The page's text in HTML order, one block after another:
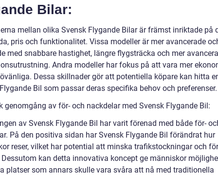
Bilar:
mellan olika Svensk Flygande Bilar är främst inriktade på
pris och funktionalitet. Vissa modeller är mer avancerade
med snabbare hastighet, längre flygsträcka och mer
Andra modeller har fokus på att vara mer
Dessa skillnader gör att potentiella köpare kan hitta
Bil som passar deras specifika behov och preferenser.
genomgång av för- och nackdelar med Svensk Flygande Bil:
av Svensk Flygande Bil har varit förenad med både för-
På den positiva sidan har Svensk Flygande Bil förändrat hur
reser, vilket har potential att minska trafikstockningar och
Dessutom kan detta innovativa koncept ge människor
platser som annars skulle vara svåra att nå med traditionella